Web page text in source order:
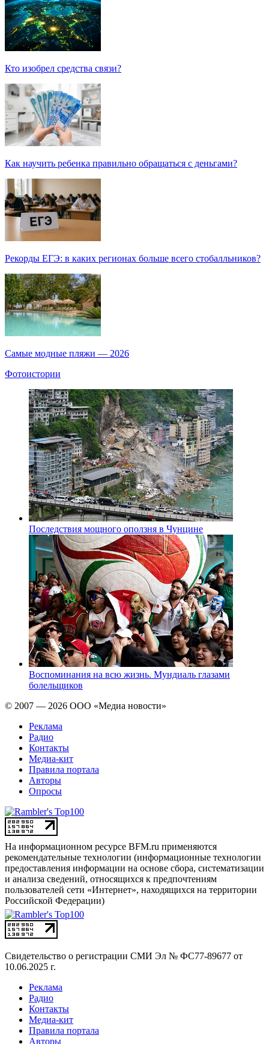
Кто изобрел средства связи?
Как научить ребенка правильно обращаться с деньгами?
Рекорды ЕГЭ: в каких регионах больше всего стобалльников?
Самые модные пляжи — 2026
Фотоистории
Последствия мощного оползня в Чунцине
Воспоминания на всю жизнь. Мундиаль глазами
болельщиков
© 2007 — 2026 ООО «Медиа новости»
Реклама
Радио
Контакты
Медиа-кит
Правила портала
Авторы
Опросы
На информационном ресурсе BFM.ru применяются
рекомендательные технологии (информационные технологии
предоставления информации на основе сбора, систематизации
и анализа сведений, относящихся к предпочтениям
пользователей сети «Интернет», находящихся на территории
Российской Федерации)
Свидетельство о регистрации СМИ Эл № ФС77-89677 от
10.06.2025 г.
Реклама
Радио
Контакты
Медиа-кит
Правила портала
Авторы